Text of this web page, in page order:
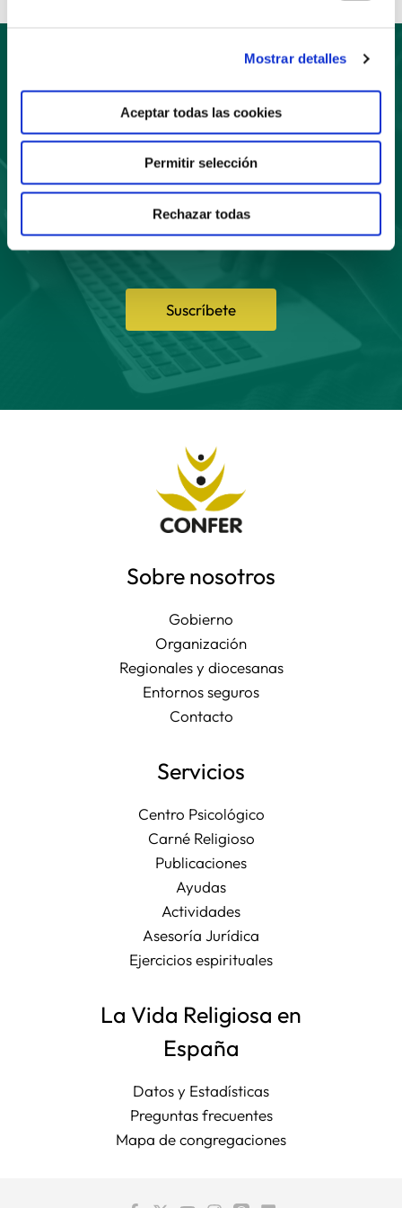
Mostrar detalles
Aceptar todas las cookies
Permitir selección
Rechazar todas
Suscríbete
Suscríbete
a nuestro boletín
Sobre nosotros
Gobierno
Organización
Regionales y diocesanas
Entornos seguros
Contacto
Servicios
Centro Psicológico
Carné Religioso
Publicaciones
Ayudas
Actividades
Asesoría Jurídica
Ejercicios espirituales
La Vida Religiosa en
España
Datos y Estadísticas
Preguntas frecuentes
Mapa de congregaciones